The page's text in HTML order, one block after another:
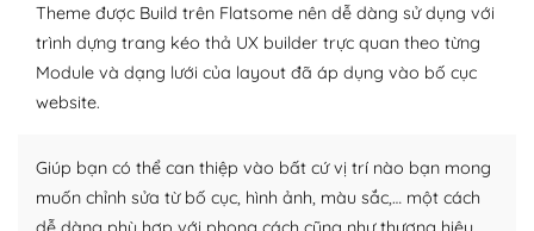
Plugin mở rộng là thành phần cài đặt thêm vào
WordPress để tăng thêm các tính năng cần thiết. Có
nhiều plugin trả phí hoặc miễn phí.
plugin của WordPress rất phong phú. Bạn có thể thỏa
thích chọn lựa plugin và themes phù hợp cho mục đích
lập website của mình.
Theme được Build trên Flatsome nên dễ dàng sử dụng với
trình dựng trang kéo thả UX builder trực quan theo từng
Module và dạng lưới của layout đã áp dụng vào bố cục
website.
Giúp bạn có thể can thiệp vào bất cứ vị trí nào bạn mong
muốn chỉnh sửa từ bố cục, hình ảnh, màu sắc,… một cách